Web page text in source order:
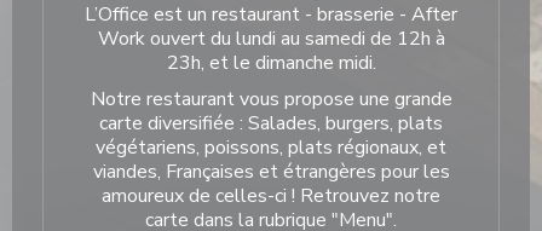
L’Office est un restaurant - brasserie - After
Work ouvert du lundi au samedi de 12h à
23h, et le dimanche midi.
Notre restaurant vous propose une grande
carte diversifiée : Salades, burgers, plats
végétariens, poissons, plats régionaux, et
viandes, Françaises et étrangères pour les
amoureux de celles-ci ! Retrouvez notre
carte dans la rubrique "Menu".